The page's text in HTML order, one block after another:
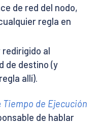
de red del nodo,
regla en
al
de destino (y
allí).
Tiempo de Ejecución
de hablar